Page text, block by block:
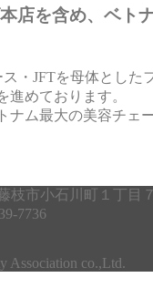
店を含め、ベト
・JFTを母体とした
進めております。
ナム最大の美容チェ
枝市小石川町１丁目
7736
Association co.,Ltd.